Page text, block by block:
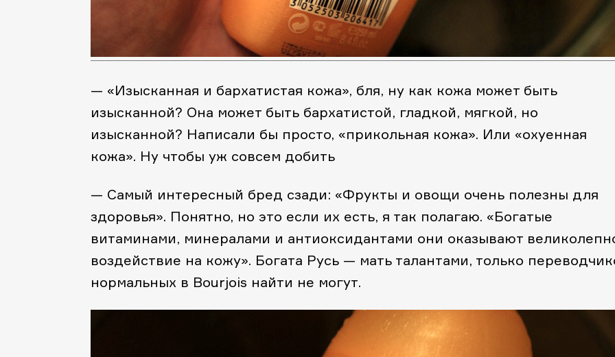
— «Изысканная и бархатистая кожа», бля, ну как кожа может быть
изысканной? Она может быть бархатистой, гладкой, мягкой, но
изысканной? Написали бы просто, «прикольная кожа». Или «охуенная
кожа». Ну чтобы уж совсем добить
— Самый интересный бред сзади: «Фрукты и овощи очень полезны для
здоровья». Понятно, но это если их есть, я так полагаю. «Богатые
витаминами, минералами и антиоксидантами они оказывают
воздействие на кожу». Богата Русь — мать талантами, только
нормальных в Bourjois найти не могут.